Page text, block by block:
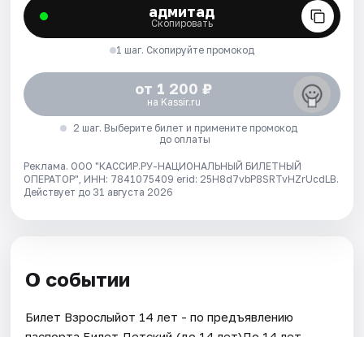
адмитад
Скопировать
1 шаг. Скопируйте промокод
от 1 200 ₽
на Kassir.ru
2 шаг. Выберите билет и примените промокод
до оплаты
Реклама. ООО "КАССИР.РУ-НАЦИОНАЛЬНЫЙ БИЛЕТНЫЙ
ОПЕРАТОР", ИНН: 7841075409 erid: 25H8d7vbP8SRTvHZrUcdLB.
Действует до 31 августа 2026
О событии
Билет Взрослыйот 14 лет - по предъявлению